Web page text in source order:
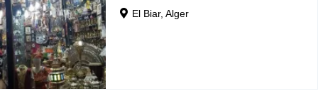
El Biar, Alger